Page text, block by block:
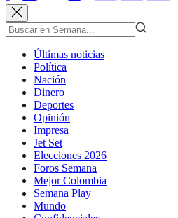
Últimas noticias
Política
Nación
Dinero
Deportes
Opinión
Impresa
Jet Set
Elecciones 2026
Foros Semana
Mejor Colombia
Semana Play
Mundo